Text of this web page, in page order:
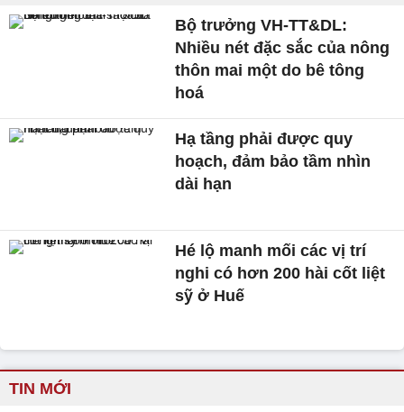
Bộ trưởng VH-TT&DL:
Nhiều nét đặc sắc của nông
thôn mai một do bê tông
hoá
Hạ tầng phải được quy
hoạch, đảm bảo tầm nhìn
dài hạn
Hé lộ manh mối các vị trí
nghi có hơn 200 hài cốt liệt
sỹ ở Huế
TIN MỚI